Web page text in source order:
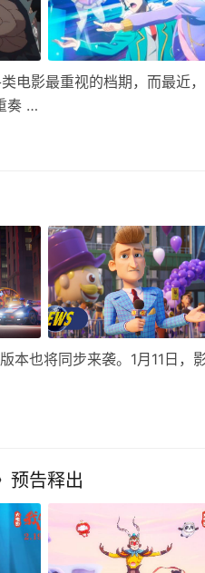
电影最重视的档期，而最近
奏 …
本也将同步来袭。1月11日，
预告释出